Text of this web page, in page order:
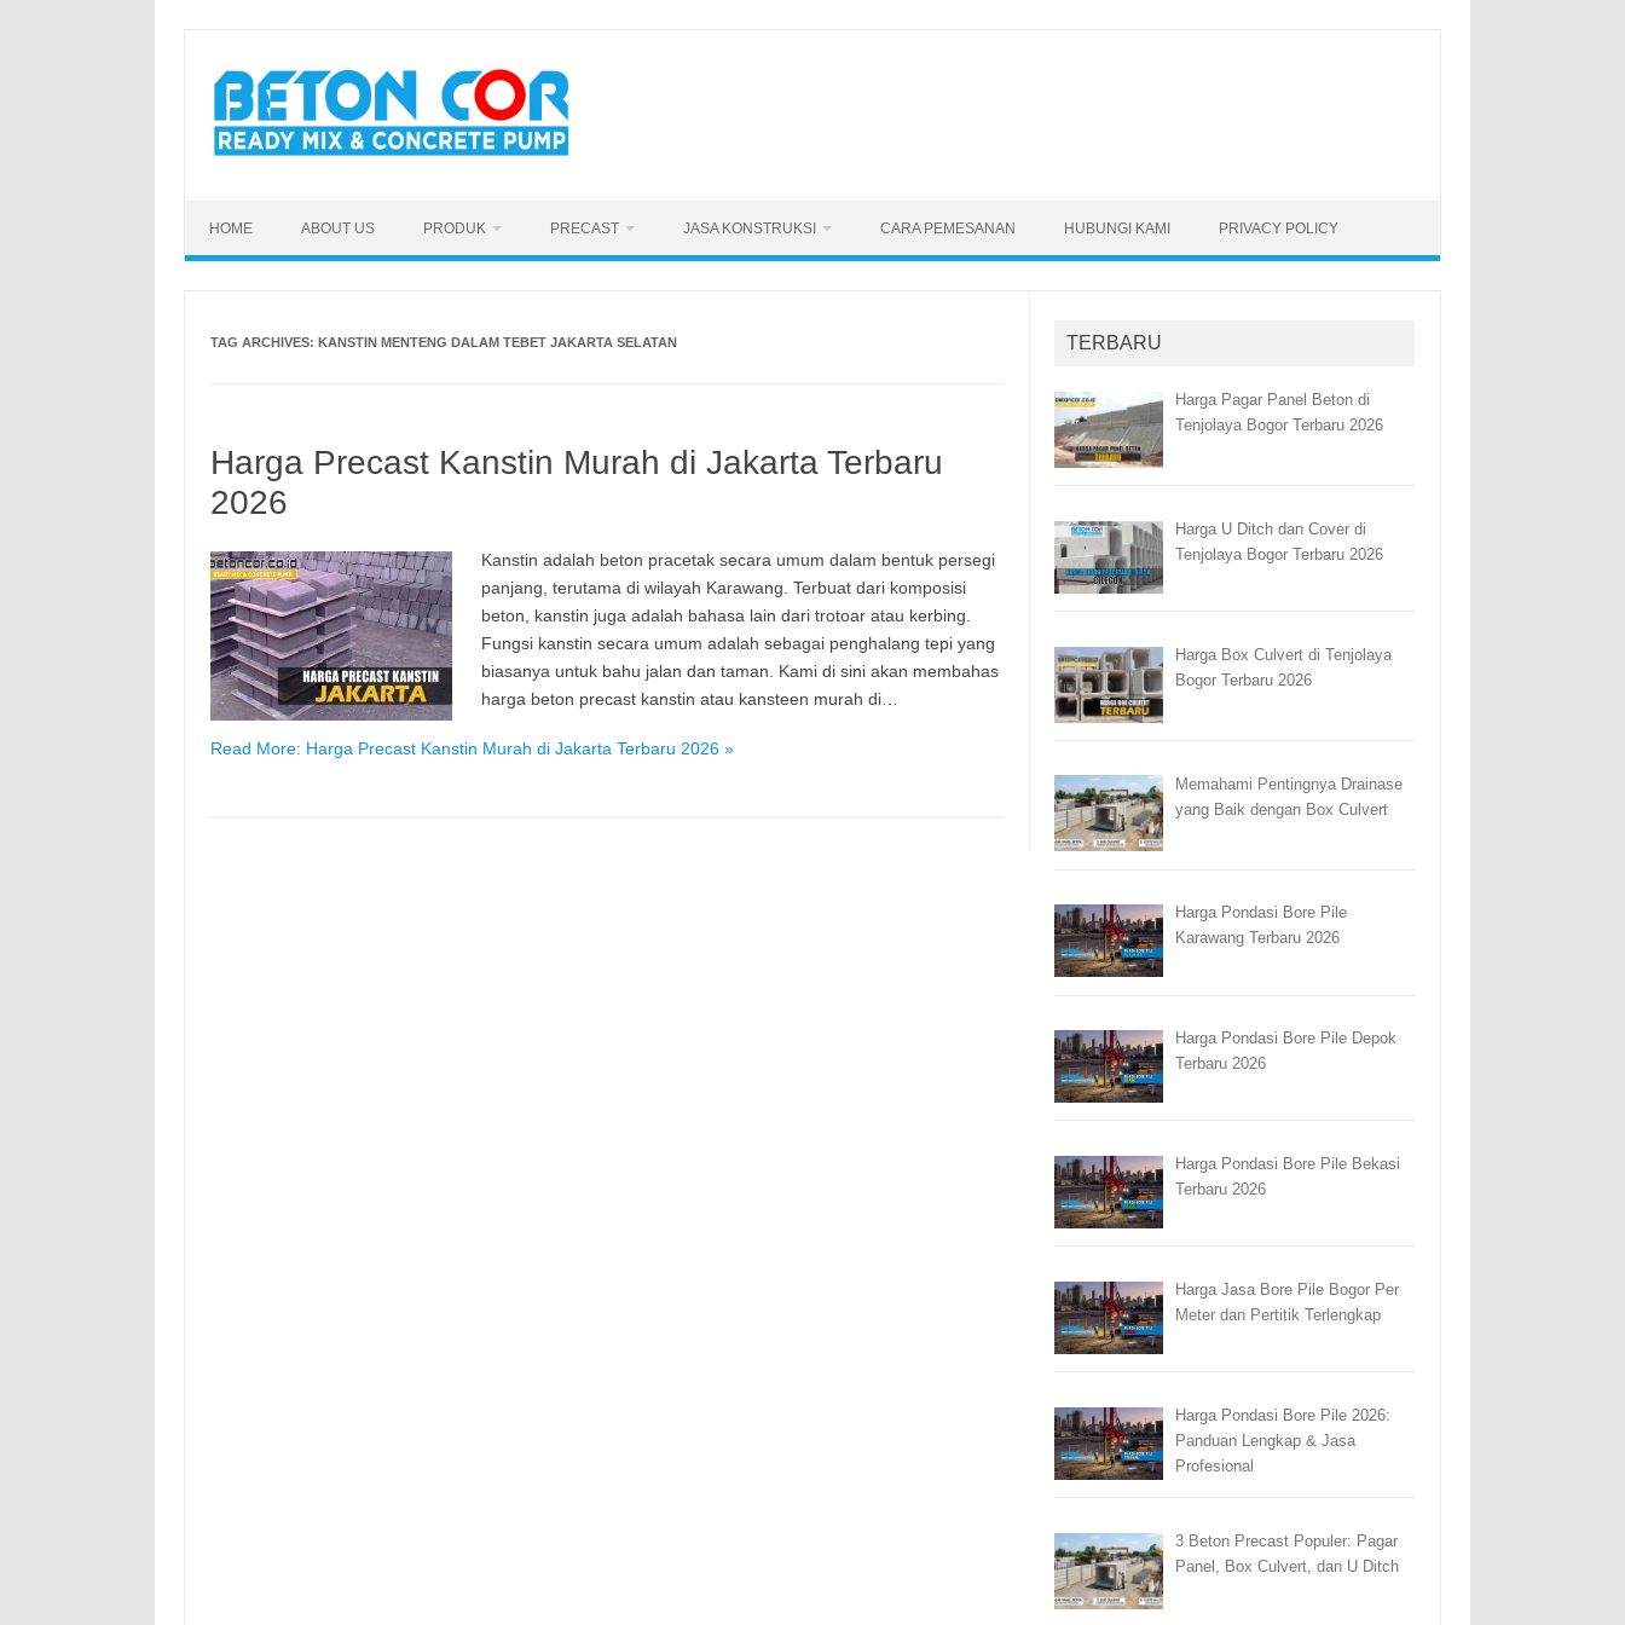
content
HOME ABOUT US PRODUK PRECAST JASA KONSTRUKSI CARA PEMESANAN HUBUNGI KAMI PRIVACY POLICY
TAG ARCHIVES: KANSTIN MENTENG DALAM TEBET JAKARTA SELATAN
Harga Precast Kanstin Murah di Jakarta Terbaru
2026
Kanstin adalah beton pracetak secara umum dalam bentuk persegi
panjang, terutama di wilayah Karawang. Terbuat dari komposisi
beton, kanstin juga adalah bahasa lain dari trotoar atau kerbing.
Fungsi kanstin secara umum adalah sebagai penghalang tepi yang
biasanya untuk bahu jalan dan taman. Kami di sini akan membahas
harga beton precast kanstin atau kansteen murah di…
Read More: Harga Precast Kanstin Murah di Jakarta Terbaru 2026 »
TERBARU
Harga Pagar Panel Beton di
Tenjolaya Bogor Terbaru 2026
Harga U Ditch dan Cover di
Tenjolaya Bogor Terbaru 2026
Harga Box Culvert di Tenjolaya
Bogor Terbaru 2026
Memahami Pentingnya Drainase
yang Baik dengan Box Culvert
Harga Pondasi Bore Pile
Karawang Terbaru 2026
Harga Pondasi Bore Pile Depok
Terbaru 2026
Harga Pondasi Bore Pile Bekasi
Terbaru 2026
Harga Jasa Bore Pile Bogor Per
Meter dan Pertitik Terlengkap
Harga Pondasi Bore Pile 2026:
Panduan Lengkap & Jasa
Profesional
3 Beton Precast Populer: Pagar
Panel, Box Culvert, dan U Ditch